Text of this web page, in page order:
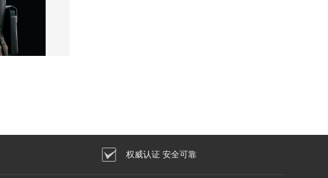
权威认证 安全可靠